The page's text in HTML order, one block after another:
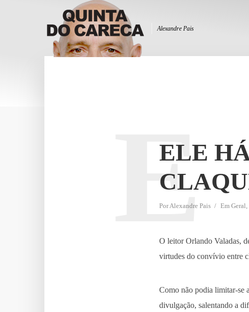
Alexandre Pais
ELE
PorAlexandre Pais Em Geral,
E
O leitor Orlando Valadas,
virtudes do convívio entre
Como não podia limitar-se
divulgação, salentando a